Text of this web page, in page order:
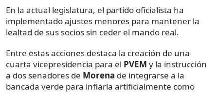
En la actual legislatura, el partido oficialista ha
implementado ajustes menores para mantener la
lealtad de sus socios sin ceder el mando real.
Entre estas acciones destaca la creación de una
cuarta vicepresidencia para el PVEM y la instrucción
a dos senadores de Morena de integrarse a la
bancada verde para inflarla artificialmente como